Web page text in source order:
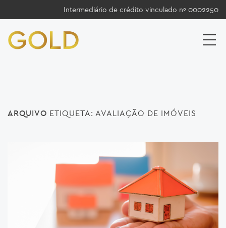
Intermediário de crédito vinculado nº 0002250
ARQUIVO ETIQUETA: AVALIAÇÃO DE IMÓVEIS